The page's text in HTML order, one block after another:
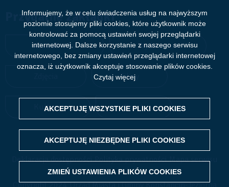
Informujemy, że w celu świadczenia usług na najwyższym
poziomie stosujemy pliki cookies, które użytkownik może
kontrolować za pomocą ustawień swojej przeglądarki
internetowej. Dalsze korzystanie z naszego serwisu
internetowego, bez zmiany ustawień przeglądarki internetowej
oznacza, iż użytkownik akceptuje stosowanie plików cookies.
Czytaj więcej
AKCEPTUJĘ WSZYSTKIE PLIKI COOKIES
AKCEPTUJĘ NIEZBĘDNE PLIKI COOKIES
WITHDRAW CONSENT
ZMIEŃ USTAWIENIA PLIKÓW COOKIES
Przydatne zakładki
Aktualności Wydarzenia
Filmy
Kultura Sport
Copyright 2024 Urząd Miasta i Gminy Konstancin-Jeziorna
Deklaracja dostępności Polityka prywatności Mapa serwisu